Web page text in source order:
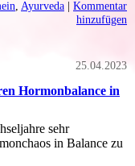
Ayurveda | Kommentar
hinzufügen
25.04.2023
Hormonbalance in
sehr
in Balance zu